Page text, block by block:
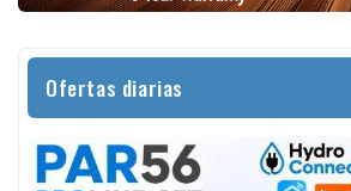
Ofertas diarias